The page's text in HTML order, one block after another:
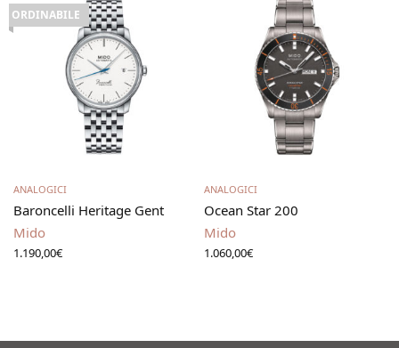
ORDINABILE
ANALOGICI
Baroncelli Heritage Gent
Mido
1.190,00€
Aggiungi al carrello
ANALOGICI
Ocean Star 200
Mido
1.060,00€